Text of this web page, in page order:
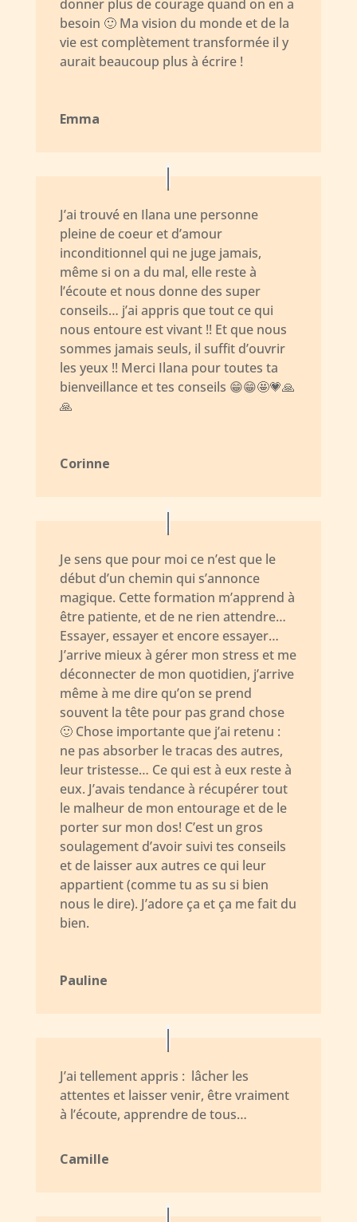
donner plus de courage quand on en a
besoin 🙂 Ma vision du monde et de la
vie est complètement transformée il y
aurait beaucoup plus à écrire !
Emma
J’ai trouvé en Ilana une personne
pleine de coeur et d’amour
inconditionnel qui ne juge jamais,
même si on a du mal, elle reste à
l’écoute et nous donne des super
conseils… j’ai appris que tout ce qui
nous entoure est vivant !! Et que nous
sommes jamais seuls, il suffit d’ouvrir
les yeux !! Merci Ilana pour toutes ta
bienveillance et tes conseils 😁😁🤩💗🙏
🙏
Corinne
Je sens que pour moi ce n’est que le
début d’un chemin qui s’annonce
magique. Cette formation m’apprend à
être patiente, et de ne rien attendre…
Essayer, essayer et encore essayer…
J’arrive mieux à gérer mon stress et me
déconnecter de mon quotidien, j’arrive
même à me dire qu’on se prend
souvent la tête pour pas grand chose
🙂 Chose importante que j’ai retenu :
ne pas absorber le tracas des autres,
leur tristesse… Ce qui est à eux reste à
eux. J’avais tendance à récupérer tout
le malheur de mon entourage et de le
porter sur mon dos! C’est un gros
soulagement d’avoir suivi tes conseils
et de laisser aux autres ce qui leur
appartient (comme tu as su si bien
nous le dire). J’adore ça et ça me fait du
bien.
Pauline
J’ai tellement appris : lâcher les
attentes et laisser venir, être vraiment
à l’écoute, apprendre de tous…
Camille